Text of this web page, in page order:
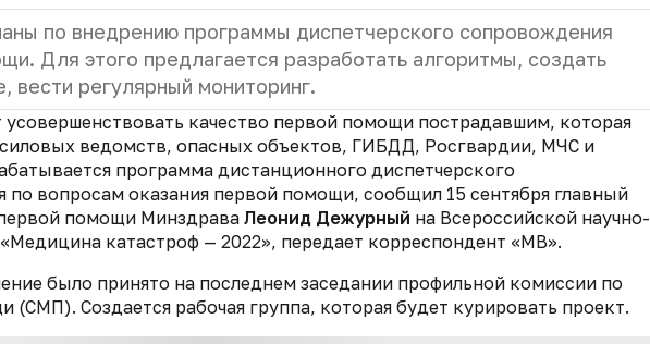
по внедрению программы диспетчерского сопровождения
Для этого предлагается разработать алгоритмы, создать
вести регулярный мониторинг.
качество первой помощи пострадавшим, которая
ведомств, опасных объектов, ГИБДД, Росгвардии, МЧС и
программа дистанционного диспетчерского
по вопросам оказания первой помощи, сообщил 15 сентября главный
помощи Минздрава Леонид Дежурный на Всероссийской научно-
катастроф — 2022», передает корреспондент «МВ».
было принято на последнем заседании профильной комиссии по
Создается рабочая группа, которая будет курировать проект.